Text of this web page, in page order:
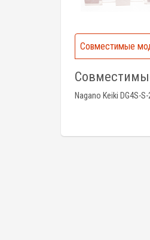
Совместимые
Nagano Keiki DG4S-